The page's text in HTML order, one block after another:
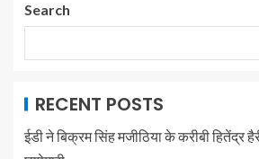
Search
RECENT POSTS
ईडी ने बिक्रम सिंह मजीठिया के करीबी हितेंद्र